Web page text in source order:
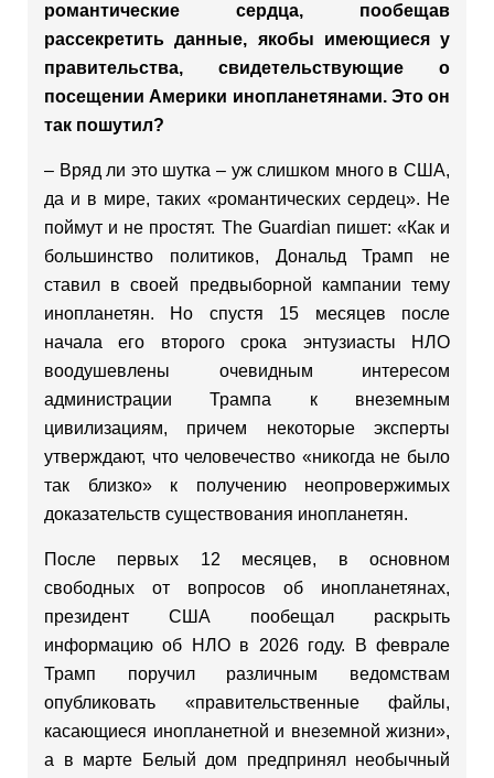
романтические сердца, пообещав
рассекретить данные, якобы имеющиеся у
правительства, свидетельствующие о
посещении Америки инопланетянами. Это он
так пошутил?
– Вряд ли это шутка – уж слишком много в США,
да и в мире, таких «романтических сердец». Не
поймут и не простят. The Guardian пишет: «Как и
большинство политиков, Дональд Трамп не
ставил в своей предвыборной кампании тему
инопланетян. Но спустя 15 месяцев после
начала его второго срока энтузиасты НЛО
воодушевлены очевидным интересом
администрации Трампа к внеземным
цивилизациям, причем некоторые эксперты
утверждают, что человечество «никогда не было
так близко» к получению неопровержимых
доказательств существования инопланетян.
После первых 12 месяцев, в основном
свободных от вопросов об инопланетянах,
президент США пообещал раскрыть
информацию об НЛО в 2026 году. В феврале
Трамп поручил различным ведомствам
опубликовать «правительственные файлы,
касающиеся инопланетной и внеземной жизни»,
а в марте Белый дом предпринял необычный